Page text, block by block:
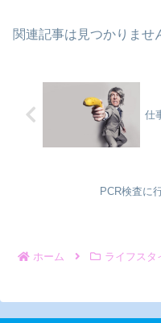
関連記事は見つかりませ
仕
PCR検査に
ホーム ライフスタ